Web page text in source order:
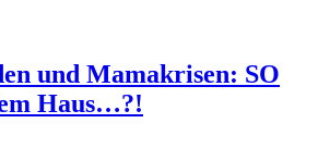
und Mamakrisen: SO
Haus…?!